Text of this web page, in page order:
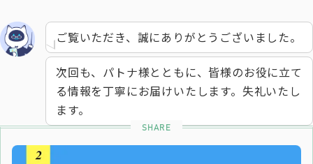
ご覧いただき、誠にありがとうございました。
次回も、パトナ様とともに、皆様のお役に立て
る情報を丁寧にお届けいたします。失礼いたし
ます。